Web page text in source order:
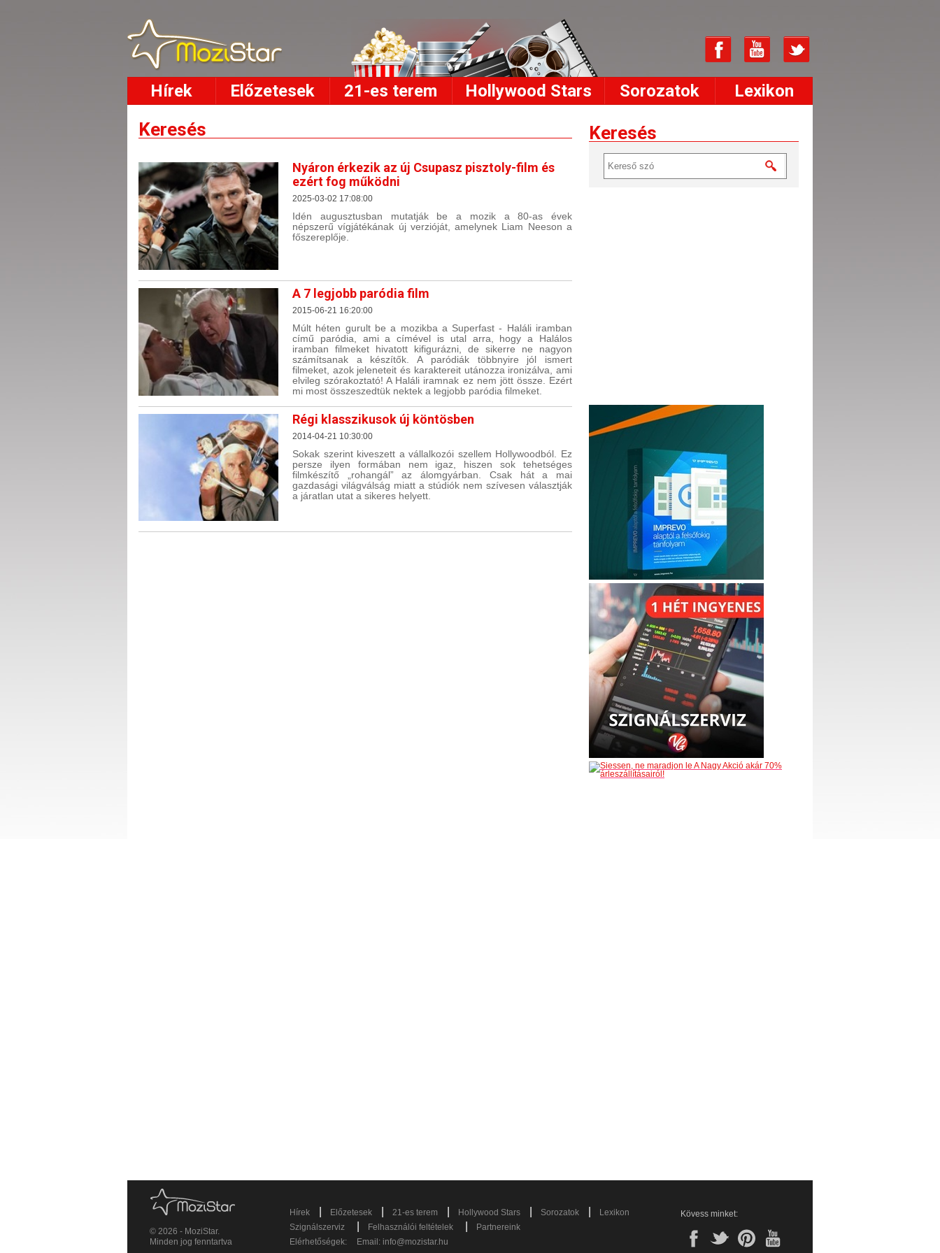
Hírek Előzetesek 21-es terem Hollywood Stars Sorozatok Lexikon
Keresés
Nyáron érkezik az új Csupasz pisztoly-film és
ezért fog működni
2025-03-02 17:08:00
Idén augusztusban mutatják be a mozik a 80-as évek
népszerű vígjátékának új verzióját, amelynek Liam Neeson a
főszereplője.
A 7 legjobb paródia film
2015-06-21 16:20:00
Múlt héten gurult be a mozikba a Superfast - Haláli iramban
című paródia, ami a címével is utal arra, hogy a Halálos
iramban filmeket hivatott kifigurázni, de sikerre ne nagyon
számítsanak a készítők. A paródiák többnyire jól ismert
filmeket, azok jeleneteit és karaktereit utánozza ironizálva, ami
elvileg szórakoztató! A Haláli iramnak ez nem jött össze. Ezért
mi most összeszedtük nektek a legjobb paródia filmeket.
Régi klasszikusok új köntösben
2014-04-21 10:30:00
Sokak szerint kiveszett a vállalkozói szellem Hollywoodból. Ez
persze ilyen formában nem igaz, hiszen sok tehetséges
filmkészítő „rohangál” az álomgyárban. Csak hát a mai
gazdasági világválság miatt a stúdiók nem szívesen választják
a járatlan utat a sikeres helyett.
Keresés
© 2026 - MoziStar.
Minden jog fenntartva
Hírek Előzetesek 21-es terem Hollywood Stars Sorozatok
Lexikon
Szignálszerviz
Felhasználói feltételek
Partnereink
Elérhetőségek:
Email: info@mozistar.hu
Kövess minket: